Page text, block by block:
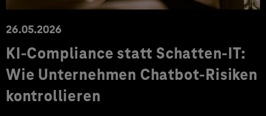
26.05.2026
KI-Compliance statt Schatten-IT:
Wie Unternehmen Chatbot-Risiken
kontrollieren